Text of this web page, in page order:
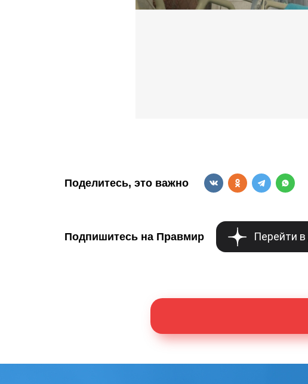
Поделитесь, это важно
Подпишитесь на Правмир Перейти в